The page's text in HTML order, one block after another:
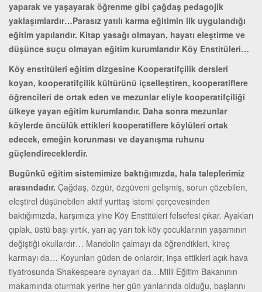
yaparak ve yaşayarak öğrenme gibi çağdaş pedagojik
yaklaşımlardır…Parasız yatılı karma eğitimin ilk uygulandığı
eğitim yapılarıdır. Kitap yasağı olmayan, hayatı eleştirme ve
düşünce suçu olmayan eğitim kurumlarıdır Köy Enstitüleri…
Köy enstitüleri eğitim dizgesine Kooperatifçilik dersleri
koyan, kooperatifçilik kültürünü içselleştiren, kooperatiflere
öğrencileri de ortak eden ve mezunlar eliyle kooperatifçiliği
ülkeye yayan eğitim kurumlarıdır. Daha sonra mezunlar
köylerde öncülük ettikleri kooperatiflere köylüleri ortak
edecek, emeğin korunması ve dayanışma ruhunu
güçlendireceklerdir.
Bugünkü eğitim sistemimize baktığımızda, hala taleplerimiz
arasındadır. Çağdaş, özgür, özgüveni gelişmiş, sorun çözebilen,
eleştirel düşünebilen aktif yurttaş istemi çerçevesinden
baktığımızda, karşımıza yine Köy Enstitüleri felsefesi çıkar. Ayakları
çıplak, üstü başı yırtık, yarı aç yarı tok köy çocuklarının yaşamının
değiştiği okullardır… Mandolin çalmayı da öğrendikleri, kireç
karmayı da… Koyunları güden de onlardır, inşa ettikleri açık hava
tiyatrosunda Shakespeare oynayan da…Milli Eğitim Bakanının
makamında oturmak yerine her gün yanlarında olduğu, başlarını